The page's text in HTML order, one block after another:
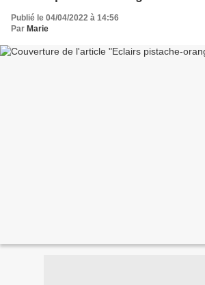
Publié le 04/04/2022 à 14:56
Par Marie